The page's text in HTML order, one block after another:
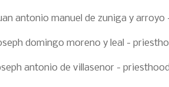
antonio manuel de zuniga y
domingo moreno y leal -
antonio de villasenor -